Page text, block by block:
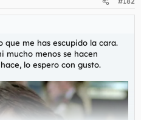
que me has escupido la cara.
mucho menos se hacen
lo espero con gusto.